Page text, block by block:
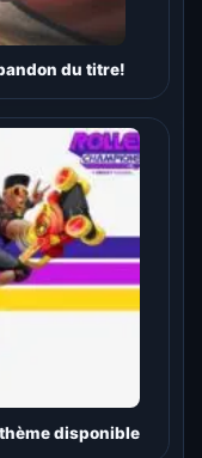
du titre!
disponible